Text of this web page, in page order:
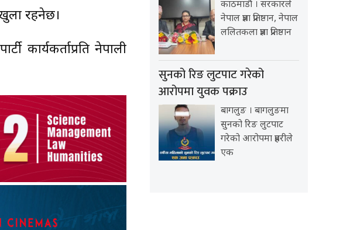
रहनेछ।
नेपाली
काठमाडौं । सरकारले
नेपाल प्रज्ञा प्रतिष्ठान, नेपाल
ललितकला प्रज्ञा प्रतिष्ठान
सुनको रिङ लुटपाट गरेको
आरोपमा युवक पक्राउ
बागलुङ । बागलुङमा
सुनको रिङ लुटपाट
गरेको आरोपमा प्रहरीले
एक